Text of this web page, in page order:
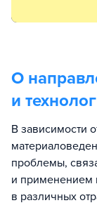
О
и
В зависимости
проблемы,
и применением
в различных